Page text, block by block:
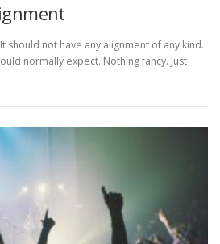
should not have any alignment of any kind.
normally expect. Nothing fancy. Just